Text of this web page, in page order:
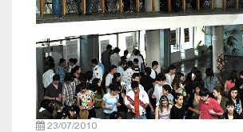
23/07/2010